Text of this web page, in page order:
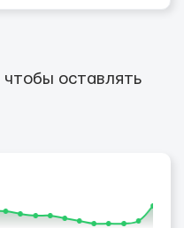
чтобы оставлять